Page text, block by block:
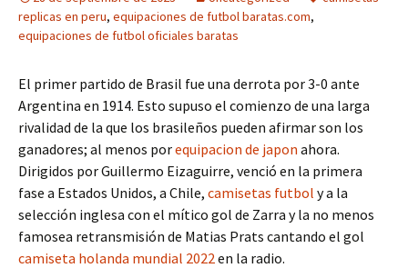
replicas en peru, equipaciones de futbol baratas.com,
equipaciones de futbol oficiales baratas
El primer partido de Brasil fue una derrota por 3-0 ante
Argentina en 1914. Esto supuso el comienzo de una larga
rivalidad de la que los brasileños pueden afirmar son los
ganadores; al menos porequipacion de japon ahora.
Dirigidos por Guillermo Eizaguirre, venció en la primera
fase a Estados Unidos, a Chile, camisetas futbol y a la
selección inglesa con el mítico gol de Zarra y la no menos
famosea retransmisión de Matias Prats cantando el gol
camiseta holanda mundial 2022en la radio.